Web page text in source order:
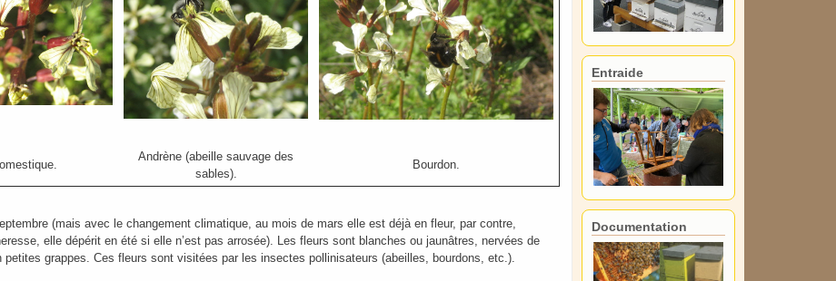
Andrène (abeille sauvage des
sables).
Bourdon.
(mais avec le changement climatique, au mois de mars elle est déjà en fleur, par contre,
elle dépérit en été si elle n’est pas arrosée). Les fleurs sont blanches ou jaunâtres, nervées de
grappes. Ces fleurs sont visitées par les insectes pollinisateurs (abeilles, bourdons, etc.).
Entraide
Documentation